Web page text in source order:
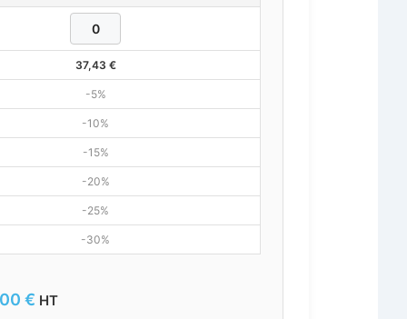
37,43 €
-5%
-10%
-15%
-20%
-25%
-30%
€ HT